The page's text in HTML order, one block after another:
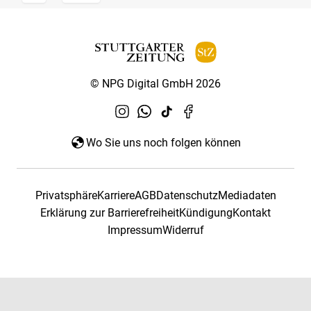
© NPG Digital GmbH 2026
Wo Sie uns noch folgen können
PrivatsphäreKarriereAGBDatenschutzMediadaten
Erklärung zur BarrierefreiheitKündigungKontakt
ImpressumWiderruf